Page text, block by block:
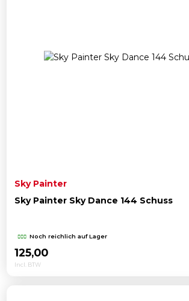
Sky Painter
Sky Painter Sky Dance 144 Schuss
Noch reichlich auf Lager
125,00
Incl. BTW